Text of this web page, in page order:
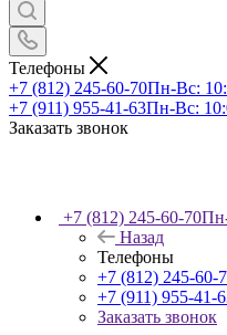
Телефоны
+7 (812) 245-60-70Пн-Вс:
+7 (911) 955-41-63Пн-Вс:
Заказать звонок
+7 (812) 245-60-70
Назад
Телефоны
+7 (812) 245-60-
+7 (911) 955-41-
Заказать звонок